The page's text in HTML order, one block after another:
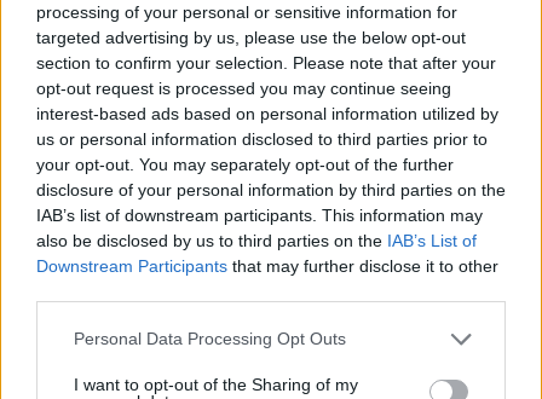
processing of your personal or sensitive information for
targeted advertising by us, please use the below opt-out
section to confirm your selection. Please note that after your
opt-out request is processed you may continue seeing
interest-based ads based on personal information utilized by
us or personal information disclosed to third parties prior to
your opt-out. You may separately opt-out of the further
disclosure of your personal information by third parties on the
IAB’s list of downstream participants. This information may
also be disclosed by us to third parties on the IAB’s List of
Downstream Participants that may further disclose it to other
Please note that this website/app uses one or more Google
not limited to your visit or usage behaviour. You may click to
Personal Data Processing Opt Outs
I want to opt-out of the Sharing of my
Thema Insights
Δείτε όλες τις τελευταίεςΕιδήσεις από την Ελλάδα
και τον Κόσμο, τη στιγμή που συμβαίνουν, στο
Protothema.gr